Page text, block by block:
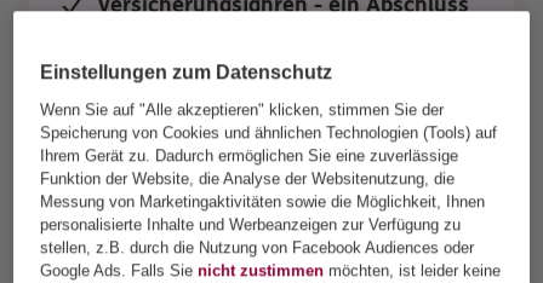
Keine Gesundheitsfragen.
Mehr Tarifdetails
Einstellungen zum Datenschutz
Wenn Sie auf "Alle akzeptieren" klicken, stimmen Sie der
Speicherung von Cookies und ähnlichen Technologien (Tools) auf
Ihrem Gerät zu. Dadurch ermöglichen Sie eine zuverlässige
Funktion der Website, die Analyse der Websitenutzung, die
Messung von Marketingaktivitäten sowie die Möglichkeit, Ihnen
personalisierte Inhalte und Werbeanzeigen zur Verfügung zu
stellen, z.B. durch die Nutzung von Facebook Audiences oder
Google Ads. Falls Sienicht zustimmen möchten, ist leider keine